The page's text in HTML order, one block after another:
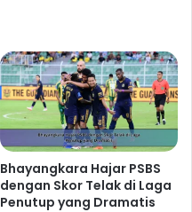
Bhayangkara Hajar PSBS
dengan Skor Telak di Laga
Penutup yang Dramatis